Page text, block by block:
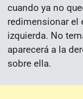
cuando ya no
redimensionar el
izquierda. No
aparecerá a la
sobre ella.